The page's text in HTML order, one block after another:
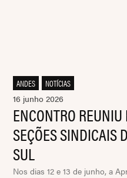
ANDES
NOTÍCIAS
16 junho 2026
ENCONTRO
SEÇÕES SINDICAIS
SUL
Nos dias 12 e 13 de junho, a